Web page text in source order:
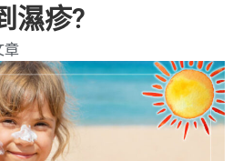
濕疹?
章